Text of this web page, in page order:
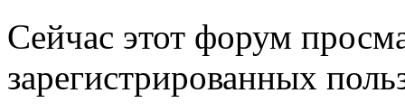
Сейчас этот форум
зарегистрированных